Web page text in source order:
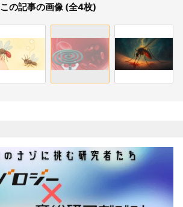
この記事の画像 (全4枚)